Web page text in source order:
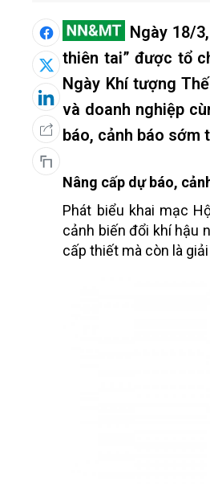
Ngày 18/
thiên tai” được tổ
Ngày Khí tượng
và doanh nghiệp
báo, cảnh báo sớm
Nâng cấp dự báo,
Phát biểu khai mạc
cảnh biến đổi khí hậu
cấp thiết mà còn là